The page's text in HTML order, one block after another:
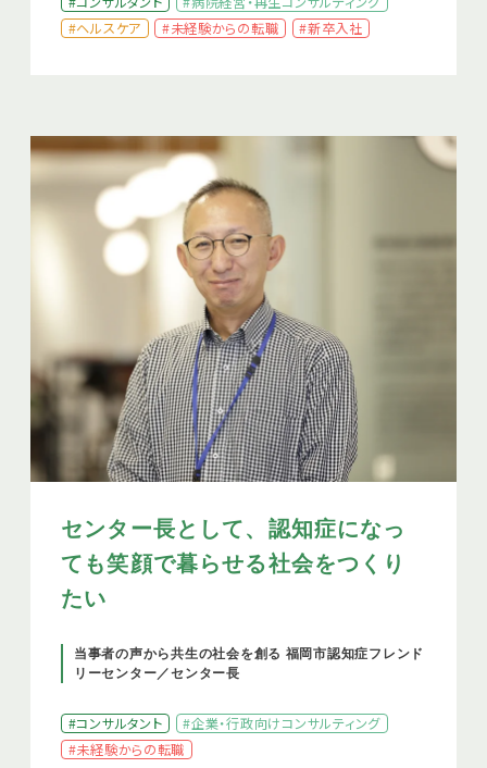
#ヘルスケア
#未経験からの転職 #新卒入社
センター長として、認知症になっ
ても笑顔で暮らせる社会をつくり
たい
当事者の声から共生の社会を創る 福岡市認知症フレンド
リーセンター／センター長
#コンサルタント
#企業・行政向けコンサルティング
#未経験からの転職